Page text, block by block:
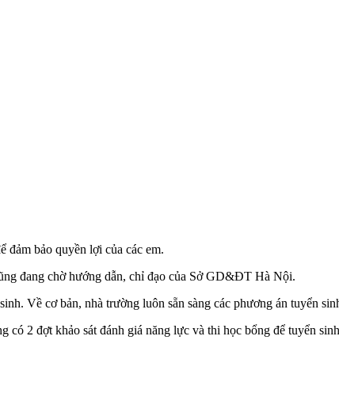
đảm bảo quyền lợi của các em.
đang chờ hướng dẫn, chỉ đạo của Sở GD&ĐT Hà Nội.
Về cơ bản, nhà trường luôn sẵn sàng các phương án tuyển
2 đợt khảo sát đánh giá năng lực và thi học bổng để tuyển